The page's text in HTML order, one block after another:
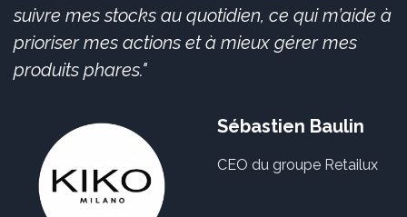
suivre mes stocks au quotidien, ce qui m’aide à
prioriser mes actions et à mieux gérer mes
produits phares."
Sébastien Baulin
CEO du groupe Retailux